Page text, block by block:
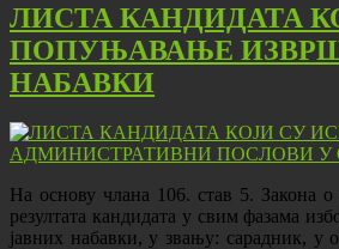
ЛИСТА КАНДИДАТА
ПОПУЊАВАЊЕ
НАБАВКИ
На основу члана 106. став 5. Закона
резултата кандидата у свим фазама
јавних набавки, у звању: сарадник, у